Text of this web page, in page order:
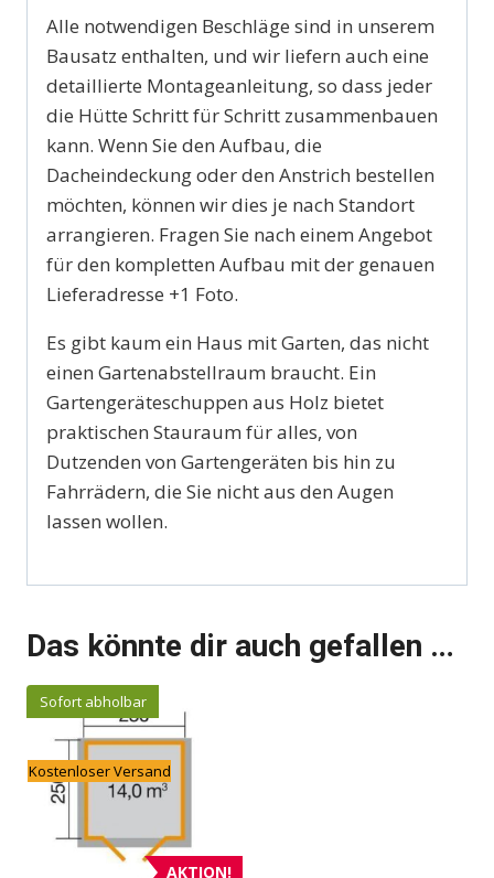
Alle notwendigen Beschläge sind in unserem
Bausatz enthalten, und wir liefern auch eine
detaillierte Montageanleitung, so dass jeder
die Hütte Schritt für Schritt zusammenbauen
kann. Wenn Sie den Aufbau, die
Dacheindeckung oder den Anstrich bestellen
möchten, können wir dies je nach Standort
arrangieren. Fragen Sie nach einem Angebot
für den kompletten Aufbau mit der genauen
Lieferadresse +1 Foto.
Es gibt kaum ein Haus mit Garten, das nicht
einen Gartenabstellraum braucht. Ein
Gartengeräteschuppen aus Holz bietet
praktischen Stauraum für alles, von
Dutzenden von Gartengeräten bis hin zu
Fahrrädern, die Sie nicht aus den Augen
lassen wollen.
Das könnte dir auch gefallen …
AKTION!
Sofort abholbar
Kostenloser Versand